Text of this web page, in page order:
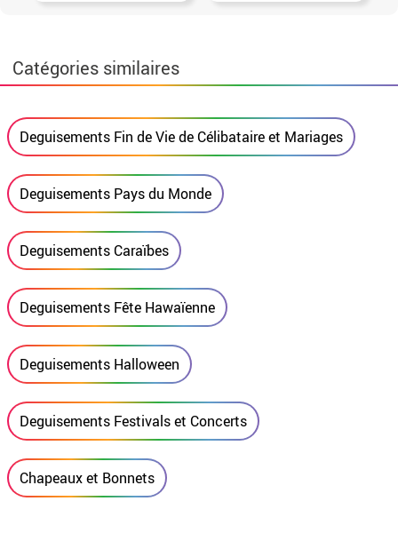
Catégories similaires
Deguisements Fin de Vie de Célibataire et Mariages
Deguisements Pays du Monde
Deguisements Caraïbes
Deguisements Fête Hawaïenne
Deguisements Halloween
Deguisements Festivals et Concerts
Chapeaux et Bonnets